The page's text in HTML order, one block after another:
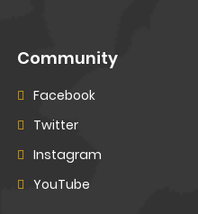
Community
Facebook
Twitter
Instagram
YouTube